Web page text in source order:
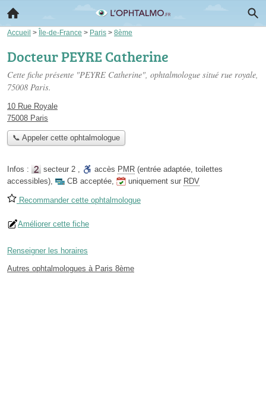
Accueil > Île-de-France > Paris > 8ème
Docteur PEYRE Catherine
Cette fiche présente "PEYRE Catherine", ophtalmologue situé rue royale,
75008 Paris.
10 Rue Royale
75008 Paris
📞 Appeler cette ophtalmologue
Infos : secteur 2 , accès PMR (entrée adaptée, toilettes
accessibles), CB acceptée, uniquement sur RDV
Recommander cette ophtalmologue
Améliorer cette fiche
Renseigner les horaires
Autres ophtalmologues à Paris 8ème